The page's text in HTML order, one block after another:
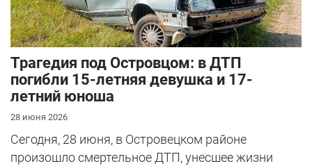
Трагедия под Островцом: в ДТП
погибли 15-летняя девушка и 17-
летний юноша
28 июня 2026
Сегодня, 28 июня, в Островецком районе
произошло смертельное ДТП, унесшее жизни